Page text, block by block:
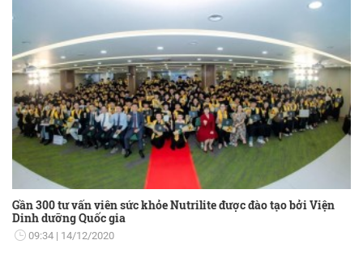
Gần 300 tư vấn viên sức khỏe Nutrilite được đào tạo bởi Viện
Dinh dưỡng Quốc gia
09:34 14/12/2020